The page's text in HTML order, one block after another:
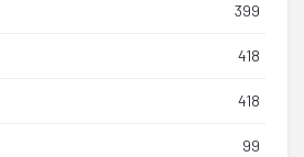
399
418
418
99